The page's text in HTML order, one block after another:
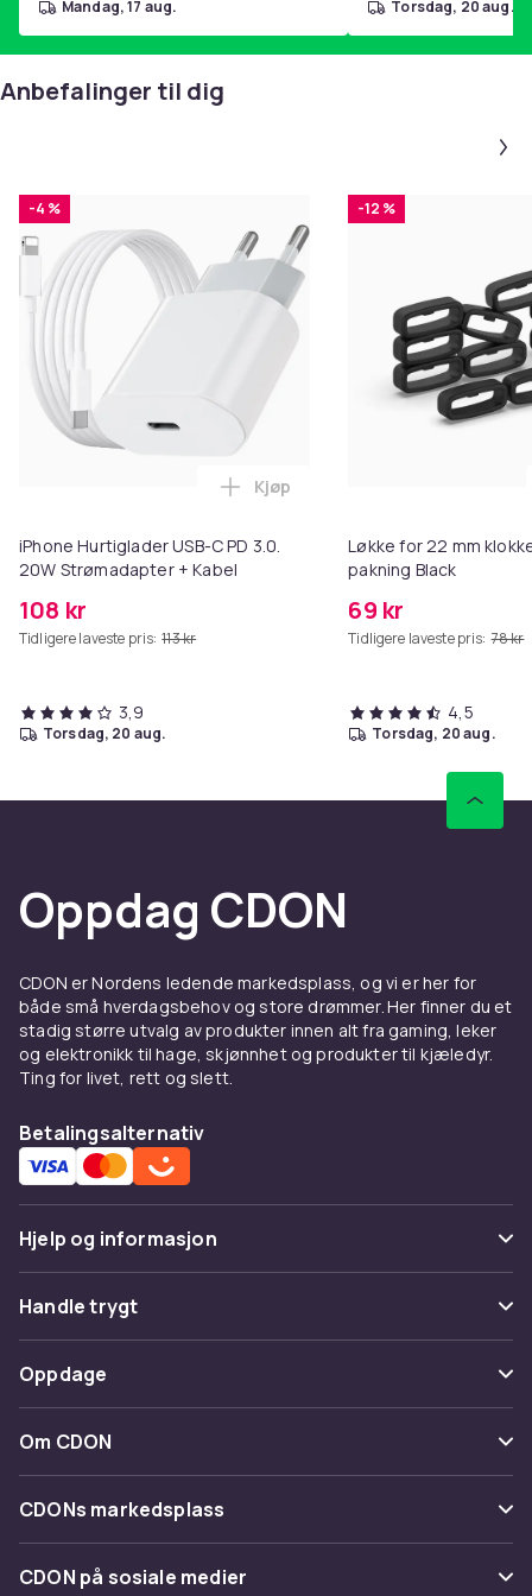
mandag, 17 aug. torsdag, 20 aug.
Anbefalinger til dig
-4 %
iPhone Hurtiglader USB-C PD 3.0.
20W Strømadapter + Kabel
108 kr
Tidligere laveste pris: 113 kr
Legg iPhone Hurtiglader USB-C
Kjøp
3,9
torsdag, 20 aug.
-12 %
Løkke for 22 mm
pakning Black
69 kr
Tidligere laveste pris: 78 kr
4,5
torsdag, 20 aug.
Oppdag CDON
CDON er Nordens ledende markedsplass, og vi er her for
både små hverdagsbehov og store drømmer. Her finner du et
stadig større utvalg av produkter innen alt fra gaming, leker
og elektronikk til hage, skjønnhet og produkter til kjæledyr.
Ting for livet, rett og slett.
Betalingsalternativ
Hjelp og informasjon
Vanlige spørsmål
Spor pakke
Angre & returner her
Kontakt oss
Handle trygt
Betaling
Levering
Tilbakekallinger
Oppdage
Kategorier
Varemerker
Om CDON
Om oss
Kundeanmeldelser
CDONs markedsplass
Merchant Help Center
CDON på sosiale medier